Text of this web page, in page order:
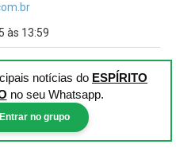
às 13:59
notícias do ESPÍRITO
no seu Whatsapp.
Entrar no grupo